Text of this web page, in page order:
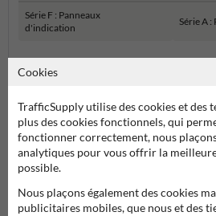
Série F : Panneaux
d'indication
Série A
Cookies
TrafficSupply utilise des cookies et des
plus des cookies fonctionnels, qui
fonctionner correctement, nous
analytiques pour vous offrir la
possible.
Nous plaçons également des cookies
publicitaires mobiles, que nous et des